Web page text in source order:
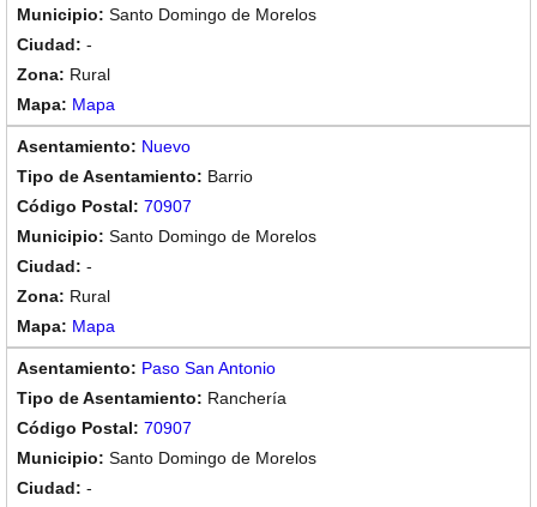
Santo Domingo de Morelos
-
Rural
Mapa
Nuevo
Barrio
70907
Santo Domingo de Morelos
-
Rural
Mapa
Paso San Antonio
Ranchería
70907
Santo Domingo de Morelos
-